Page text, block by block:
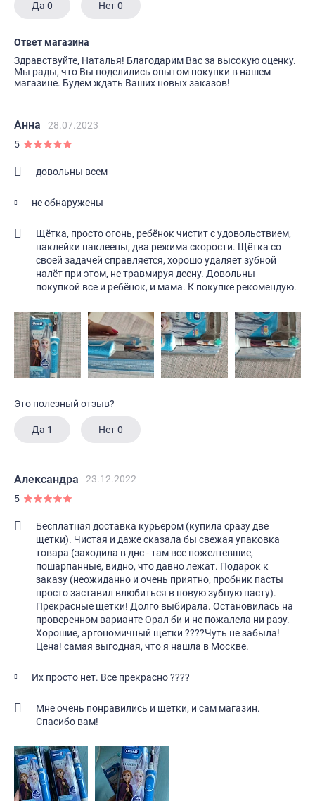
Да 0 Нет0
Ответ магазина
Здравствуйте, Наталья! Благодарим Вас за высокую оценку.
Мы рады, что Вы поделились опытом покупки в нашем
магазине. Будем ждать Ваших новых заказов!
Анна
28.07.2023
5
довольны всем
не обнаружены
Щётка, просто огонь, ребёнок чистит с удовольствием,
наклейки наклеены, два режима скорости. Щётка со
своей задачей справляется, хорошо удаляет зубной
налёт при этом, не травмируя десну. Довольны
покупкой все и ребёнок, и мама. К покупке рекомендую.
Это полезный отзыв?
Да 1 Нет0
Александра
23.12.2022
5
Бесплатная доставка курьером (купила сразу две
щетки). Чистая и даже сказала бы свежая упаковка
товара (заходила в днс - там все пожелтевшие,
пошарпанные, видно, что давно лежат. Подарок к
заказу (неожиданно и очень приятно, пробник пасты
просто заставил влюбиться в новую зубную пасту).
Прекрасные щетки! Долго выбирала. Остановилась на
проверенном варианте Орал би и не пожалела ни разу.
Хорошие, эргономичный щетки ????Чуть не забыла!
Цена! самая выгодная, что я нашла в Москве.
Их просто нет. Все прекрасно ????
Мне очень понравились и щетки, и сам магазин.
Спасибо вам!